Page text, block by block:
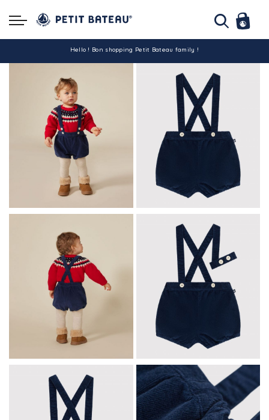
Hello ! Bon shopping Petit Bateau family !
La livraison est assurée partout en Tunisie !
-10% pour tout paiement par carte bancaire (hors promo)